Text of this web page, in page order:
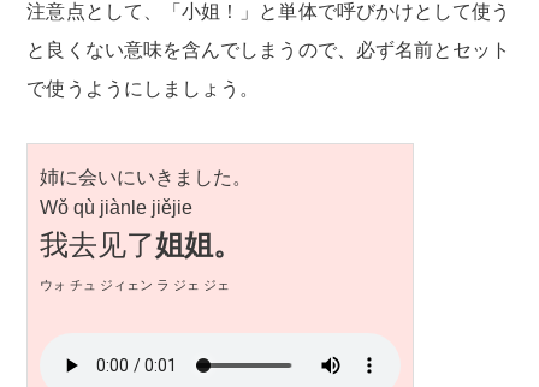
注意点として、「小姐！」と単体で呼びかけとして使う
と良くない意味を含んでしまうので、必ず名前とセット
で使うようにしましょう。
姉に会いにいきました。
Wǒ qù jiànle jiějie
我去见了姐姐。
ウォ チュ ジィェン ラ ジェ ジェ